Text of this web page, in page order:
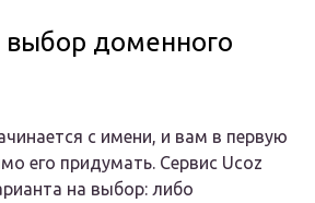
выбор доменного
с имени, и вам в первую
его придумать. Сервис Ucoz
на выбор: либо